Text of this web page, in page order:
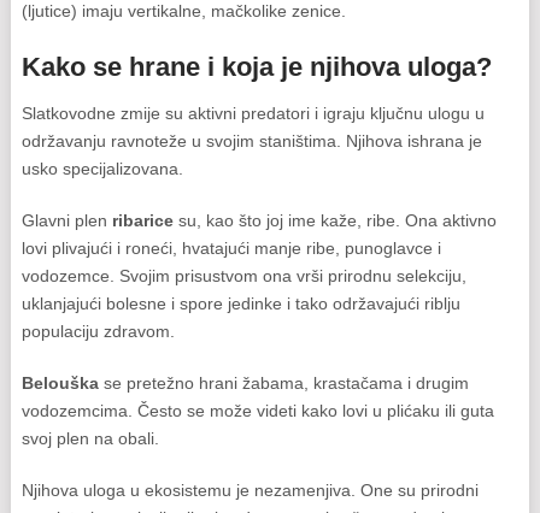
(ljutice) imaju vertikalne, mačkolike zenice.
Kako se hrane i koja je njihova uloga?
Slatkovodne zmije su aktivni predatori i igraju ključnu ulogu u
održavanju ravnoteže u svojim staništima. Njihova ishrana je
usko specijalizovana.
Glavni plen ribaricesu, kao što joj ime kaže, ribe. Ona aktivno
lovi plivajući i roneći, hvatajući manje ribe, punoglavce i
vodozemce. Svojim prisustvom ona vrši prirodnu selekciju,
uklanjajući bolesne i spore jedinke i tako održavajući riblju
populaciju zdravom.
Belouškase pretežno hrani žabama, krastačama i drugim
vodozemcima. Često se može videti kako lovi u plićaku ili guta
svoj plen na obali.
Njihova uloga u ekosistemu je nezamenjiva. One su prirodni